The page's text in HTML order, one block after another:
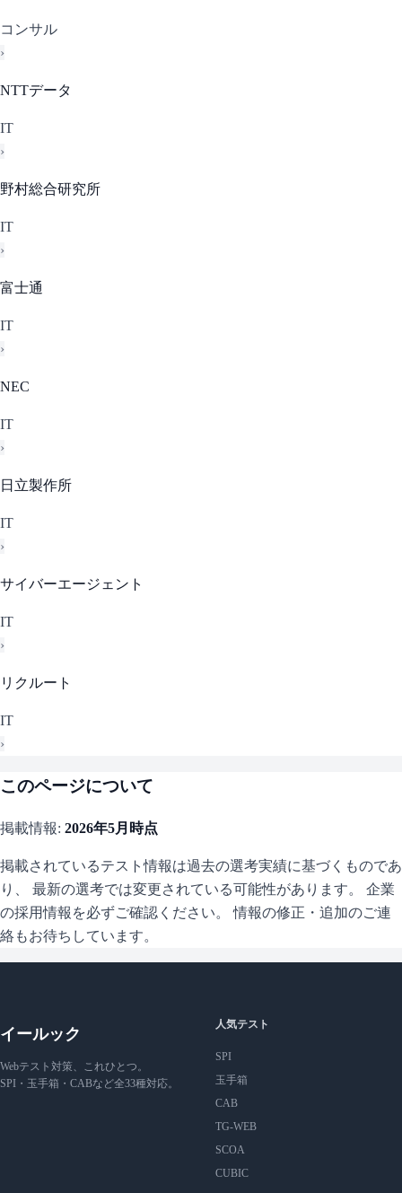
コンサル
›
NTTデータ
IT
›
野村総合研究所
IT
›
富士通
IT
›
NEC
IT
›
日立製作所
IT
›
サイバーエージェント
IT
›
リクルート
IT
›
このページについて
掲載情報: 2026年5月 時点
掲載されているテスト情報は過去の選考実績に基づくものであ
り、 最新の選考では変更されている可能性があります。 企業
の採用情報を必ずご確認ください。 情報の修正・追加のご連
絡もお待ちしています。
イールック
Webテスト対策、これひとつ。
SPI・玉手箱・CABなど全33種対応。
人気テスト
SPI
玉手箱
CAB
TG-WEB
SCOA
CUBIC